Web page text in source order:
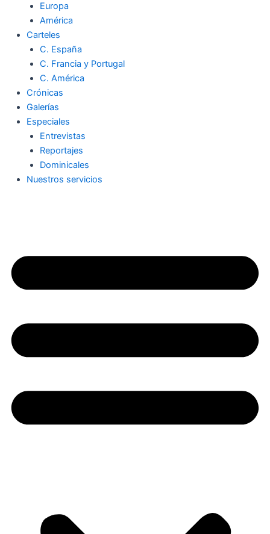
Europa
América
Carteles
C. España
C. Francia y Portugal
C. América
Crónicas
Galerías
Especiales
Entrevistas
Reportajes
Dominicales
Nuestros servicios